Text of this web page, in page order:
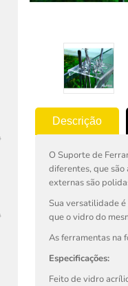
Descrição
O Suporte de
diferentes, que
externas são
Sua versatilidade
que o vidro do
As ferramentas na
Especificações:
Feito de vidro